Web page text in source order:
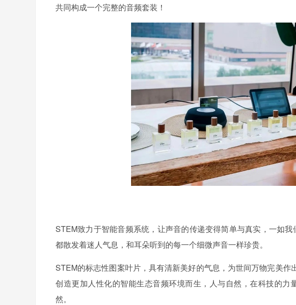
共同构成一个完整的音频套装！
STEM致力于智能音频系统，让声音的传递变得简单与真实，一如
都散发着迷人气息，和耳朵听到的每一个细微声音一样珍贵。
STEM的标志性图案叶片，具有清新美好的气息，为世间万物完美
创造更加人性化的智能生态音频环境而生，人与自然，在科技的
然。